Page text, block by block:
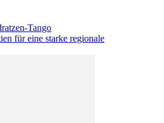
Tango
für eine starke regionale